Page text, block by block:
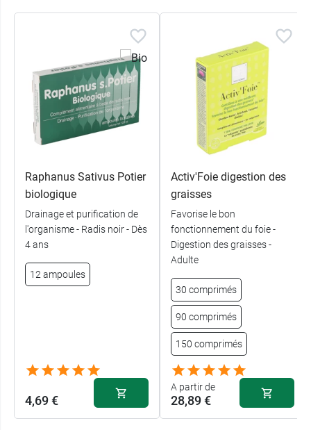
substances naturelles comme fer de lance de la
science pour la santé.
HEPA ACTION ADVANCED
Ainsi est né Hepa Action Advanced, qui a été
développé grâce à la caractérisation des
substances qui le composent et à l'étude de
leurs activités.
Acides hydroxycinnamiques (parmi lesquels
l'acide rosmarinique et les acides
caféylquiniques)
Terpènes (parmi lesquels le carnosol)
Flavonoïdes (parmi lesquels l'hyperoside et
le cynaroside)
Gluten free
Entreprise avec système de management de la
qualité ISO 9001 et système de management
environnemental ISO 14001 certifiés.
Les produits Aboca
sont sur Pharma GDD qui
vous propose aussiColilen pour l'intestin
Raphanus Sativus Potier
biologique
Drainage et purification de
l'organisme - Radis noir - Dès
4 ans
12 ampoules
4,69 €
Activ'Foie digestion des
graisses
Favorise le bon
fonctionnement du foie -
Digestion des graisses -
Adulte
30 comprimés
90 comprimés
150 comprimés
A partir de
28,89 €